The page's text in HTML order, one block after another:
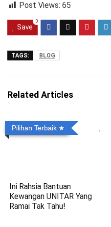
Post Views: 65
Save
0
TAGS: BLOG
Related Articles
Pilihan Terbaik
Ini Rahsia Bantuan
Kewangan UNITAR Yang
Ramai Tak Tahu!